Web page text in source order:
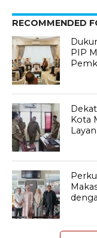
RECOMMENDED
PIP
Kota